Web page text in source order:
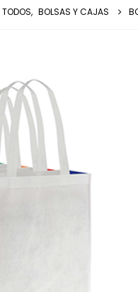
TODOS, BOLSAS Y CAJAS